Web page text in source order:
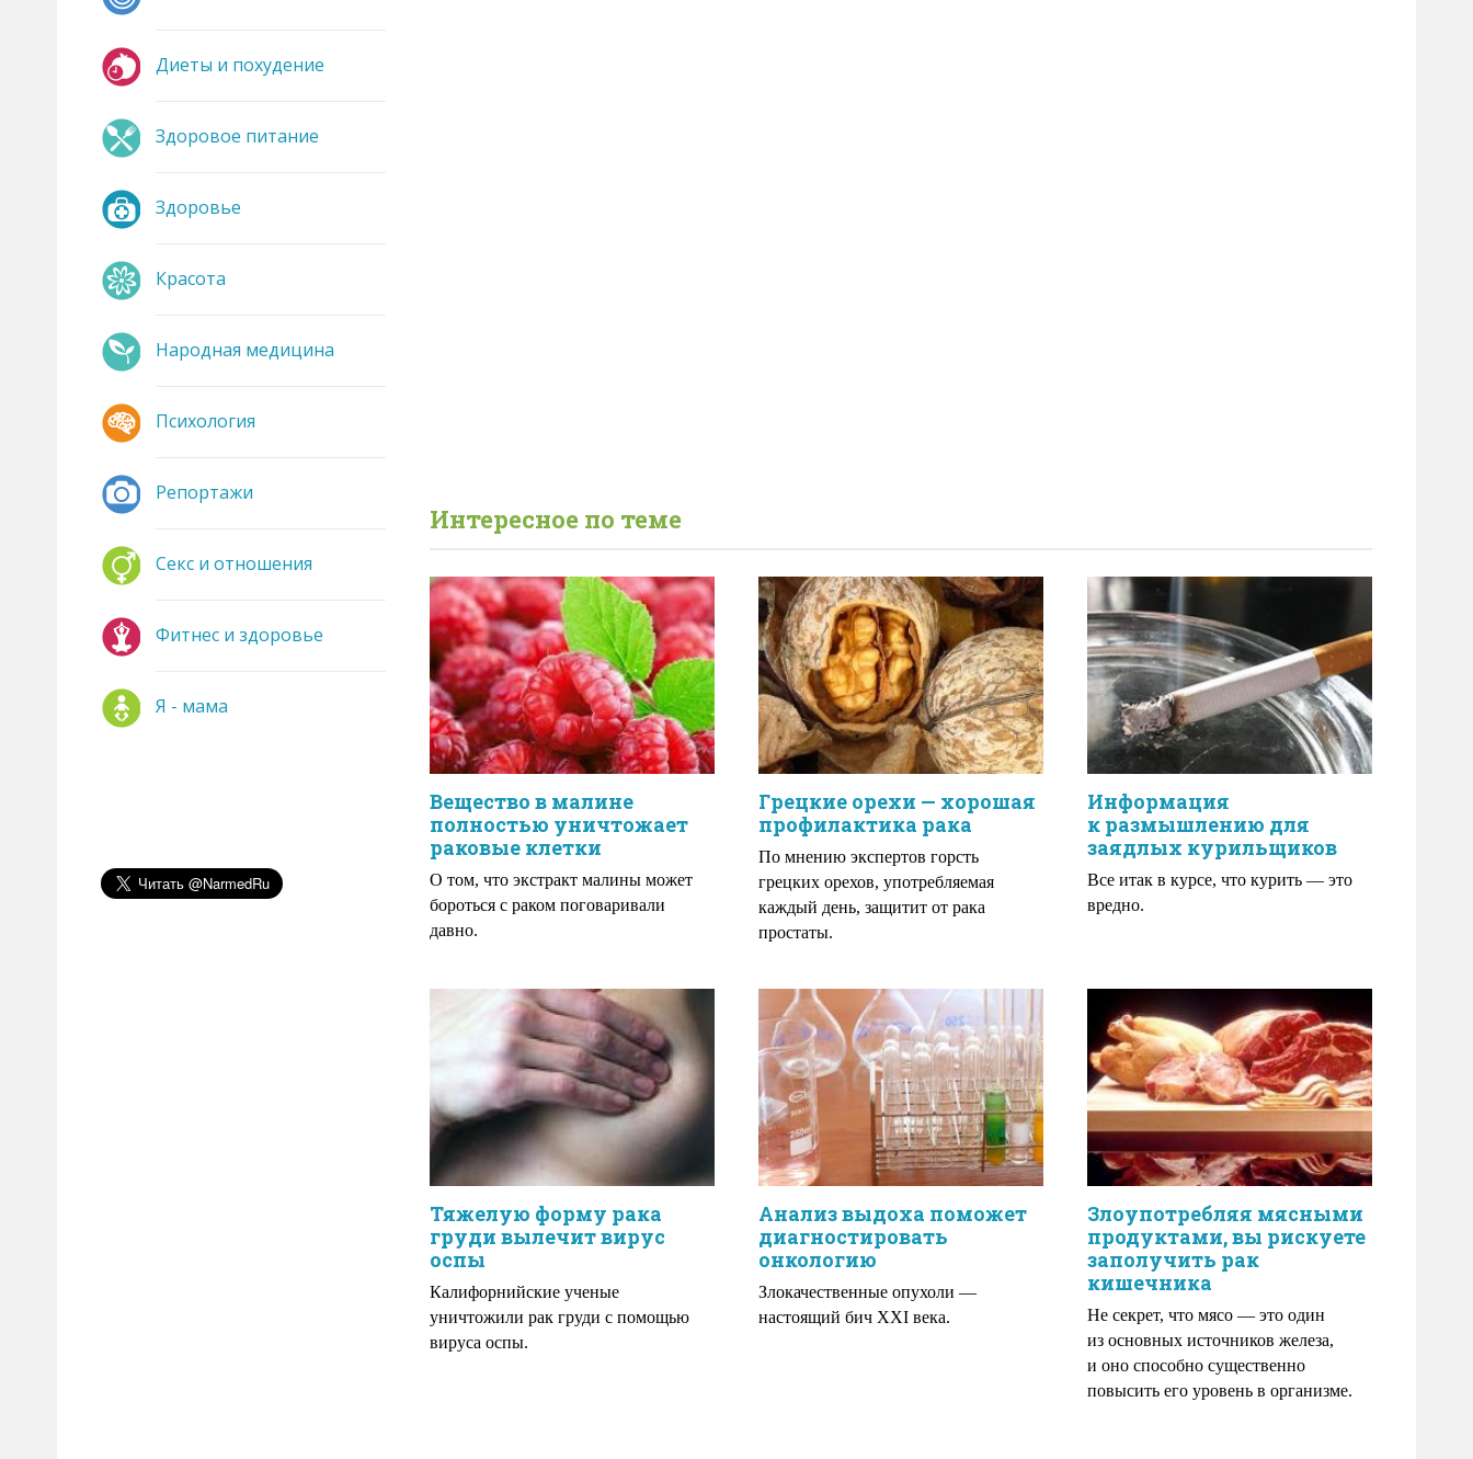
Интересное по теме
Вещество в малине
полностью уничтожает
раковые клетки
О том, что экстракт малины может
бороться с раком поговаривали
давно.
Грецкие орехи — хорошая
профилактика рака
По мнению экспертов горсть
грецких орехов, употребляемая
каждый день, защитит от рака
простаты.
Информация
к размышлению для
заядлых курильщиков
Все итак в курсе, что курить — это
вредно.
Тяжелую форму рака
груди вылечит вирус
оспы
Калифорнийские ученые
уничтожили рак груди с помощью
вируса оспы.
Анализ выдоха поможет
диагностировать
онкологию
Злокачественные опухоли —
настоящий бич XXI века.
Злоупотребляя мясными
продуктами, вы рискуете
заполучить рак
кишечника
Не секрет, что мясо — это один
из основных источников железа,
и оно способно существенно
повысить его уровень в организме.
Диеты и похудение
Здоровое питание
Здоровье
Красота
Народная медицина
Психология
Репортажи
Секс и отношения
Фитнес и здоровье
Я - мама